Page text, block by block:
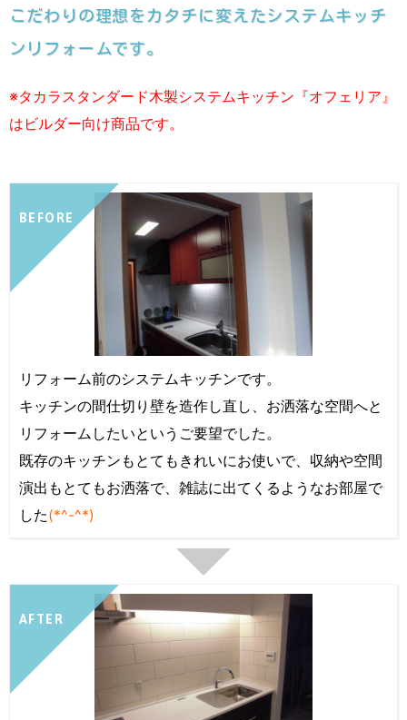
こだわりの理想をカタチに変えたシステムキッチ
ンリフォームです。
※タカラスタンダード木製システムキッチン『オフェリア』
はビルダー向け商品です。
BEFORE
リフォーム前のシステムキッチンです。
キッチンの間仕切り壁を造作し直し、お洒落な空間へと
リフォームしたいというご要望でした。
既存のキッチンもとてもきれいにお使いで、収納や空間
演出もとてもお洒落で、雑誌に出てくるようなお部屋で
した(*^-^*)
AFTER